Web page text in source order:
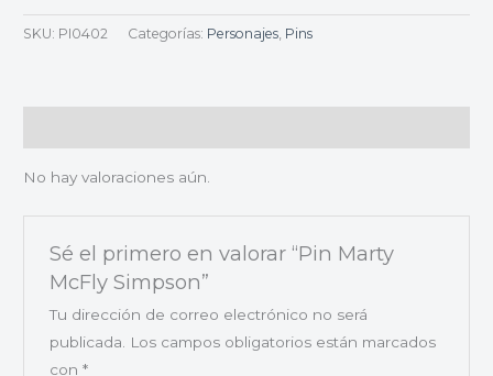
SKU: PI0402 Categorías: Personajes, Pins
No hay valoraciones aún.
Sé el primero en valorar “Pin Marty
McFly Simpson”
Tu dirección de correo electrónico no será
publicada.
Los campos obligatorios están marcados
con *